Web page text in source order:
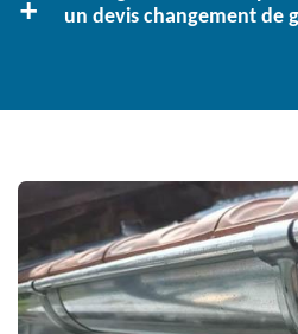
un devis changement de